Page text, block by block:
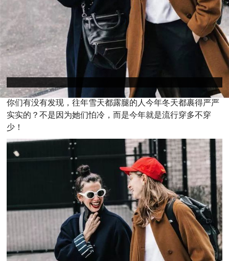
你们有没有发现，往年雪天都露腿的人今年冬天都裹得严严
实实的？不是因为她们怕冷，而是今年就是流行穿多不穿
少！